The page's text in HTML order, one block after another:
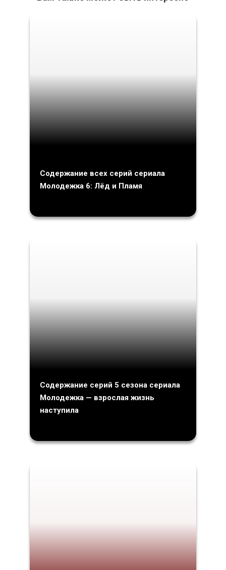
Содержание всех серий сериала
Молодежка 6: Лёд и Пламя
Содержание серий 5 сезона сериала
Молодежка — взрослая жизнь
наступила